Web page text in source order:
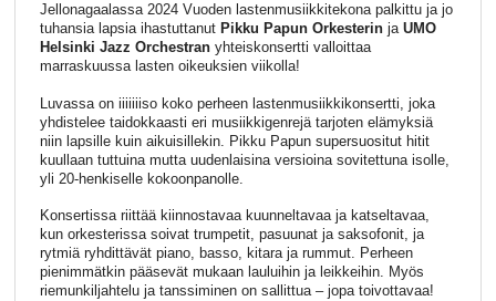
Jellonagaalassa 2024 Vuoden lastenmusiikkitekona palkittu ja jo
tuhansia lapsia ihastuttanut Pikku Papun Orkesterin jaUMO
Helsinki Jazz Orchestranyhteiskonsertti valloittaa
marraskuussa lasten oikeuksien viikolla!
Luvassa on iiiiiiiso koko perheen lastenmusiikkikonsertti, joka
yhdistelee taidokkaasti eri musiikkigenrejä tarjoten elämyksiä
niin lapsille kuin aikuisillekin. Pikku Papun supersuositut hitit
kuullaan tuttuina mutta uudenlaisina versioina sovitettuna isolle,
yli 20-henkiselle kokoonpanolle.
Konsertissa riittää kiinnostavaa kuunneltavaa ja katseltavaa,
kun orkesterissa soivat trumpetit, pasuunat ja saksofonit, ja
rytmiä ryhdittävät piano, basso, kitara ja rummut. Perheen
pienimmätkin pääsevät mukaan lauluihin ja leikkeihin. Myös
riemunkiljahtelu ja tanssiminen on sallittua – jopa toivottavaa!